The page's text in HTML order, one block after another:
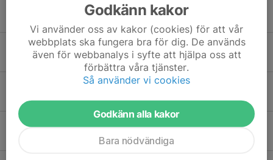
TVÅ NYA SM-MEDALJER TILL ESKILSTUNA JSK!
Resultat KM och KMMÄ Sporting 2026-06-10
10 jun, 21:25 0
Resultat från Jägarduvan 2026-06-07
7 jun, 18:59 0
Resultat från Mälarcupen Sporting 2026-06-06
0
Godkänn kakor
Vi använder oss av kakor (cookies) för att vår
webbplats ska fungera bra för dig. De används
även för webbanalys i syfte att hjälpa oss att
förbättra våra tjänster.
Så använder vi cookies
Godkänn alla kakor
Bara nödvändiga